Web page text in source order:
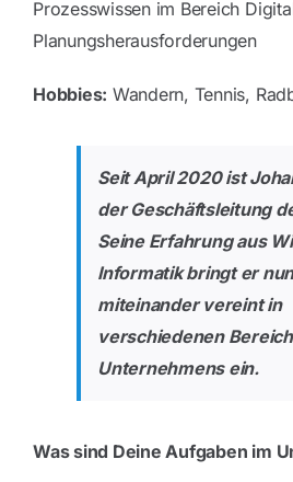
Prozesswissen im Bereich
Planungsherausforderungen
Hobbies: Wandern, Tennis,
Seit April 2020 ist
der Geschäftsleitung d
Seine Erfahrung aus
Informatik bringt er
miteinander vereint in
verschiedenen
Unternehmens ein.
Was sind Deine Aufgaben im